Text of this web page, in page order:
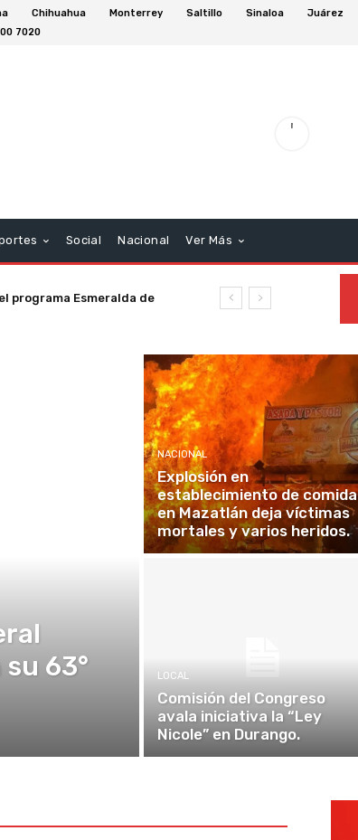
Chihuahua Monterrey Saltillo Sinaloa
Juárez
7020
Social Nacional Ver Más
programa Esmeralda de
63°
NACIONAL
Explosión en
establecimiento de comida
en Mazatlán deja víctimas
mortales y varios heridos.
LOCAL
Comisión del Congreso
avala iniciativa la “Ley
Nicole” en Durango.